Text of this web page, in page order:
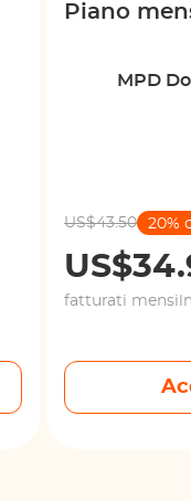
Piano
MPD
US$43.50 20%
fatturati